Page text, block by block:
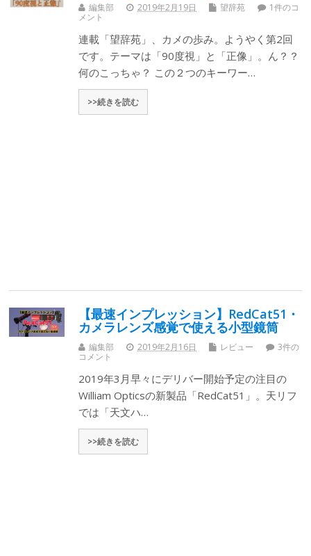
編集部 2019年2月19日 望辞苑
1件のコ
メント
連載「望辞苑」、カメの歩み。ようやく第2回
です。テーマは「90度視」と「正像」。ん？？
何のこっちゃ？ この２つのキーワー…
>>続きを読む
【最速インプレッション】RedCat51・
カメラレンズ感覚で使える小型鏡筒
編集部 2019年2月16日 レビュー
3件の
コメント
2019年3月早々にデリバー開始予定の注目の
William Opticsの新製品「RedCat51」。天リフ
では「天文ハ…
>>続きを読む